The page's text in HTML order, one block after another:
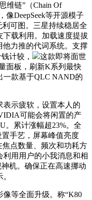
维链”（Chain Of
像DeepSeek等开源模子
可图。三星持续稳居全
载利用。加载速度提拔
他力推的代词系统。支撑
计较，
这款即将面世
面板，刷新K系列最快
一款基于QLC NAND的
示疲软，设置本人的
可能会将闲置的产
。累计涨幅超23%。全
手艺，屏幕峰值亮度
焦点数量、频次和功耗方
利用用户的小我消息和相
机。确保正在高速挪动
等全面升级。称“K80